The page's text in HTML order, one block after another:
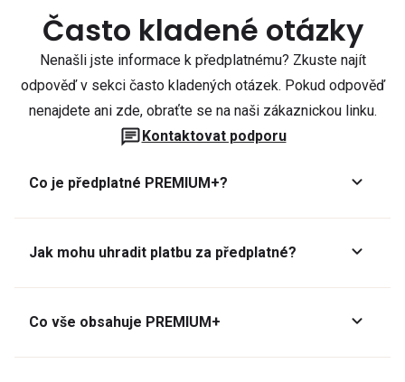
Často kladené otázky
Nenašli jste informace k předplatnému? Zkuste najít
odpověď v sekci často kladených otázek. Pokud odpověď
nenajdete ani zde, obraťte se na naši zákaznickou linku.
Kontaktovat podporu
Co je předplatné PREMIUM+?
Jak mohu uhradit platbu za předplatné?
Co vše obsahuje PREMIUM+